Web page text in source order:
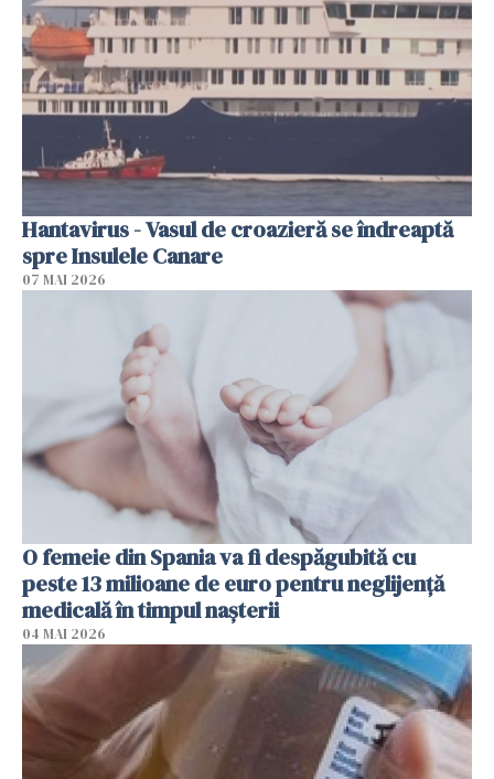
Hantavirus - Vasul de croazieră se îndreaptă
spre Insulele Canare
07 MAI 2026
O femeie din Spania va fi despăgubită cu
peste 13 milioane de euro pentru neglijenţă
medicală în timpul naşterii
04 MAI 2026